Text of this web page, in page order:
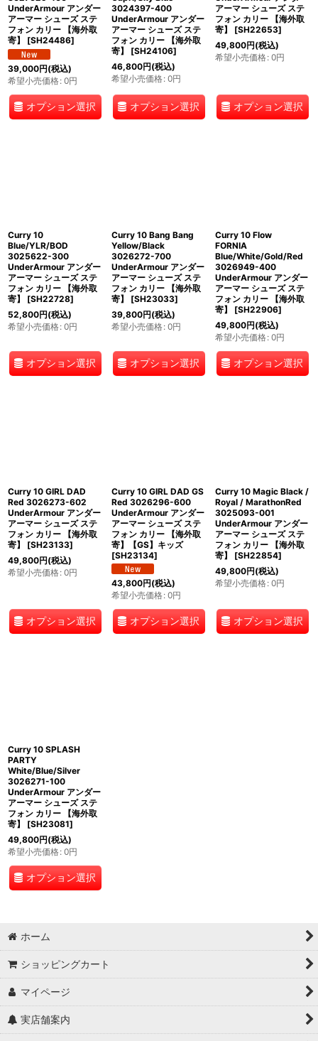
UnderArmour アンダー
アーマー シューズ ステ
フォン カリー 【海外取
寄】
[SH24486]
39,000円(税込)
希望小売価格: 0円
オプション選択
3024397-400
UnderArmour アンダー
アーマー シューズ ステ
フォン カリー 【海外取
寄】
[SH24106]
46,800円(税込)
希望小売価格: 0円
オプション選択
アーマー シューズ ステ
フォン カリー 【海外取
寄】
[SH22653]
49,800円(税込)
希望小売価格: 0円
オプション選択
Curry 10
Blue/YLR/BOD
3025622-300
UnderArmour アンダー
アーマー シューズ ステ
フォン カリー 【海外取
寄】
[SH22728]
52,800円(税込)
希望小売価格: 0円
オプション選択
Curry 10 Bang Bang
Yellow/Black
3026272-700
UnderArmour アンダー
アーマー シューズ ステ
フォン カリー 【海外取
寄】
[SH23033]
39,800円(税込)
希望小売価格: 0円
オプション選択
Curry 10 Flow
FORNIA
Blue/White/Gold/Red
3026949-400
UnderArmour アンダー
アーマー シューズ ステ
フォン カリー 【海外取
寄】
[SH22906]
49,800円(税込)
希望小売価格: 0円
オプション選択
Curry 10 GIRL DAD
Red 3026273-602
UnderArmour アンダー
アーマー シューズ ステ
フォン カリー 【海外取
寄】
[SH23133]
49,800円(税込)
希望小売価格: 0円
オプション選択
Curry 10 GIRL DAD GS
Red 3026296-600
UnderArmour アンダー
アーマー シューズ ステ
フォン カリー 【海外取
寄】【GS】キッズ
[SH23134]
43,800円(税込)
希望小売価格: 0円
オプション選択
Curry 10 Magic Black /
Royal / MarathonRed
3025093-001
UnderArmour アンダー
アーマー シューズ ステ
フォン カリー 【海外取
寄】
[SH22854]
49,800円(税込)
希望小売価格: 0円
オプション選択
Curry 10 SPLASH
PARTY
White/Blue/Silver
3026271-100
UnderArmour アンダー
アーマー シューズ ステ
フォン カリー 【海外取
寄】
[SH23081]
49,800円(税込)
希望小売価格: 0円
オプション選択
ホーム
ショッピングカート
マイページ
実店舗案内